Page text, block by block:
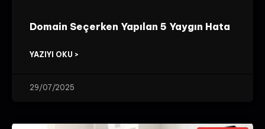
Domain Seçerken Yapılan 5 Yaygın Hata
YAZIYI OKU >
29/07/2025